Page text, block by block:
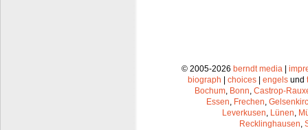
© 2005-2026 berndt media |
biograph | choices | engels und
Bochum Bonn Castrop-
Essen Frechen
Leverkusen Lünen
Recklinghausen